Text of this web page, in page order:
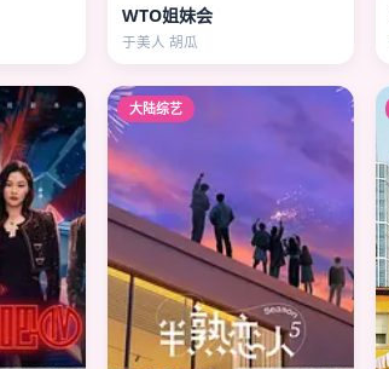
WTO姐妹会
于美人 胡瓜
大陆综艺